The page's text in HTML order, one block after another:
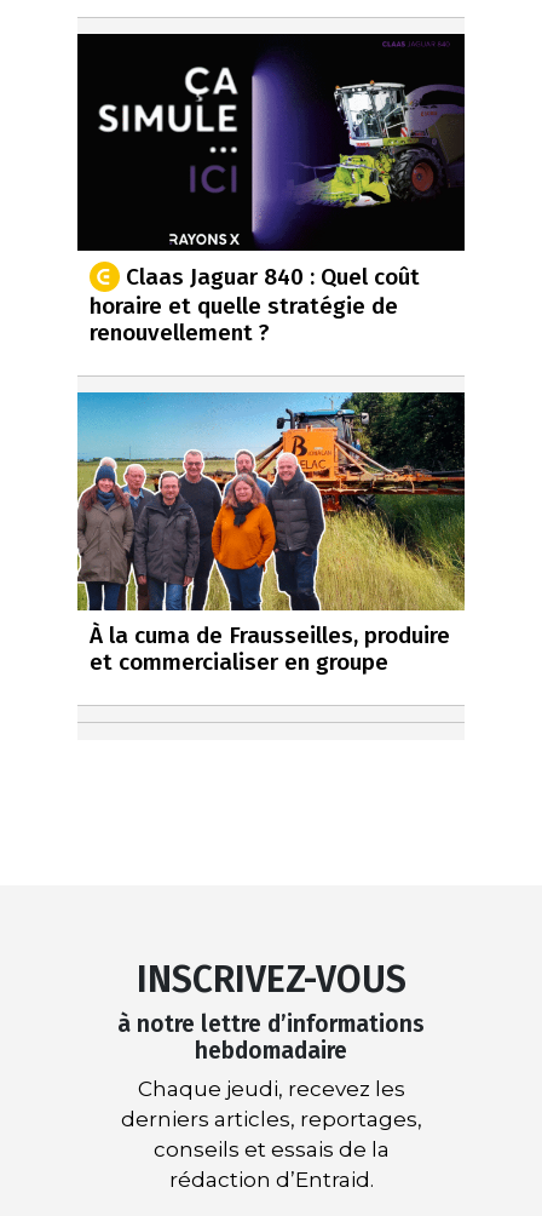
Claas Jaguar 840 : Quel coût
horaire et quelle stratégie de
renouvellement ?
À la cuma de Frausseilles, produire
et commercialiser en groupe
INSCRIVEZ-VOUS
à notre lettre d’informations
hebdomadaire
Chaque jeudi, recevez les
derniers articles, reportages,
conseils et essais de la
rédaction d’Entraid.